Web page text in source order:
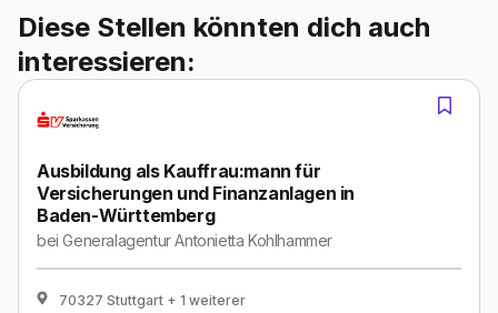
Diese Stellen könnten dich auch
interessieren:
Ausbildung als Kauffrau:mann für
Versicherungen und Finanzanlagen in
Baden-Württemberg
beiGeneralagentur Antonietta Kohlhammer
70327 Stuttgart + 1 weiterer